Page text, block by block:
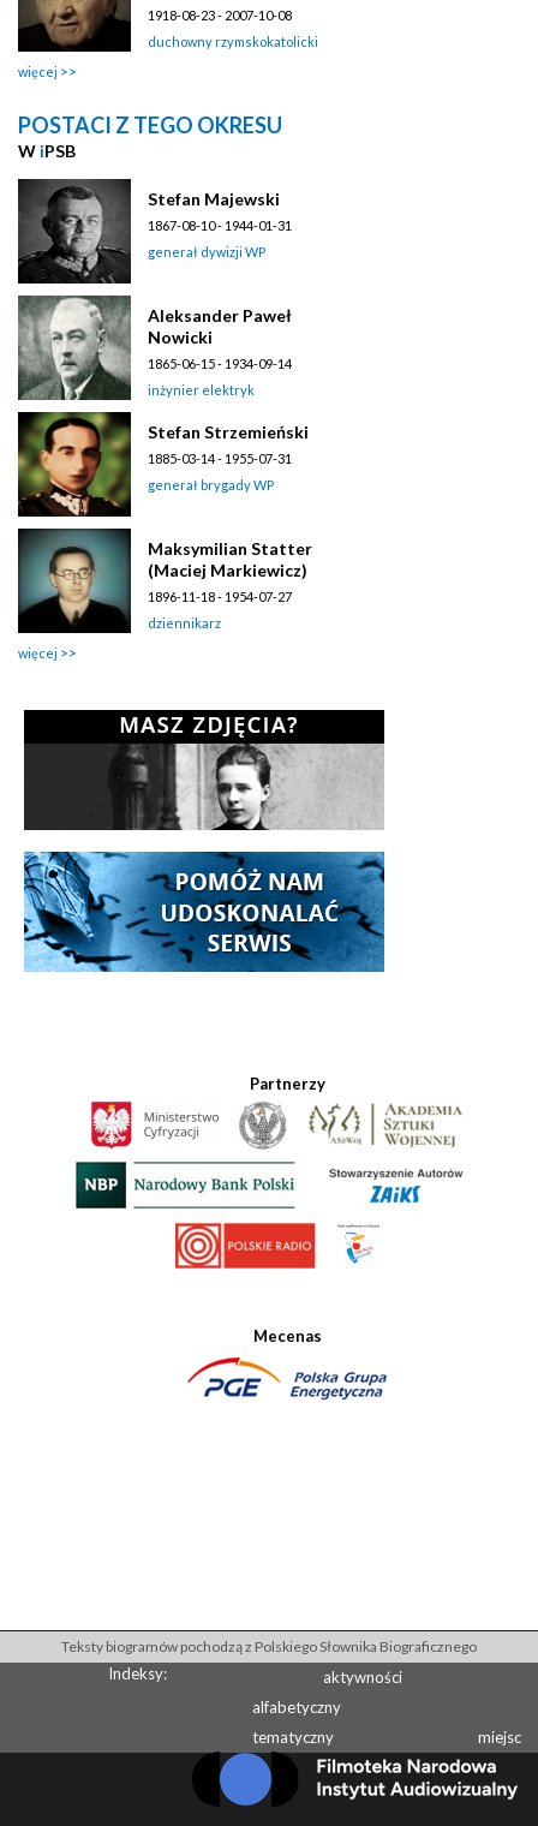
1918-08-23 - 2007-10-08
duchowny rzymskokatolicki
więcej
POSTACI Z TEGO OKRESU
W iPSB
Stefan Majewski
1867-08-10 - 1944-01-31
generał dywizji WP
Aleksander Paweł
Nowicki
1865-06-15 - 1934-09-14
inżynier elektryk
Stefan Strzemieński
1885-03-14 - 1955-07-31
generał brygady WP
Maksymilian Statter
(Maciej Markiewicz)
1896-11-18 - 1954-07-27
dziennikarz
więcej
Partnerzy
Mecenas
Teksty biogramów pochodzą z Polskiego Słownika Biograficznego
Indeksy:
aktywności
alfabetyczny
tematyczny
miejsc